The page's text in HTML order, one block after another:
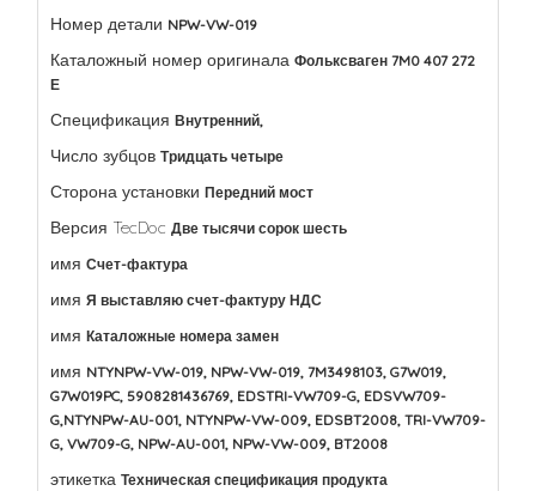
Номер детали NPW-VW-019
Каталожный номер оригинала Фольксваген 7M0 407 272
Е
Спецификация Внутренний,
Число зубцов Тридцать четыре
Сторона установки Передний мост
Версия TecDoc Две тысячи сорок шесть
имя Счет-фактура
имя Я выставляю счет-фактуру НДС
имя Каталожные номера замен
имя NTYNPW-VW-019, NPW-VW-019, 7M3498103, G7W019,
G7W019PC, 5908281436769, EDSTRI-VW709-G, EDSVW709-
G,NTYNPW-AU-001, NTYNPW-VW-009, EDSBT2008, TRI-VW709-
G, VW709-G, NPW-AU-001, NPW-VW-009, BT2008
этикетка Техническая спецификация продукта